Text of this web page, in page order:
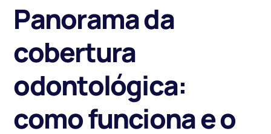
Panorama da
cobertura
odontológica:
como funciona e o